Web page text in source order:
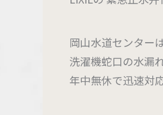
岡山水道センター
洗濯機蛇口の水漏
年中無休で迅速対